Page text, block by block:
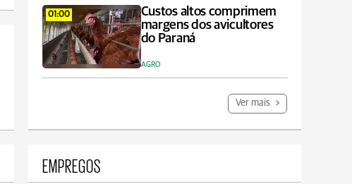
01:00
Custos altos comprimem
margens dos avicultores
do Paraná
AGRO
Ver mais
EMPREGOS